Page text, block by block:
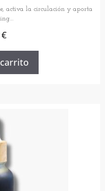
activa la circulación y aporta
€